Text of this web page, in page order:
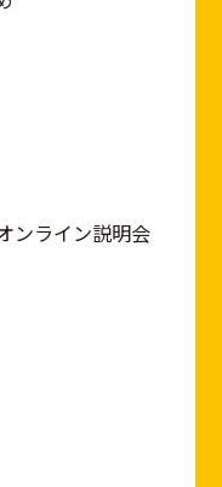
ンライン説明会